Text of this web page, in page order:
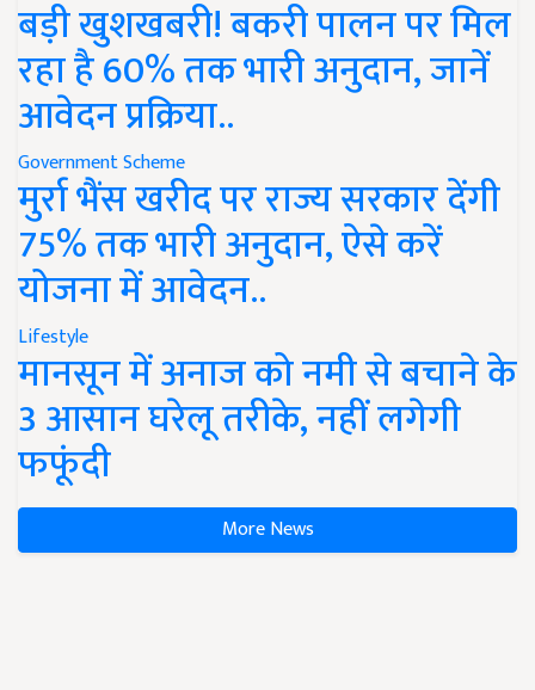
बड़ी खुशखबरी! बकरी पालन पर मिल
रहा है 60% तक भारी अनुदान, जानें
आवेदन प्रक्रिया..
Government Scheme
मुर्रा भैंस खरीद पर राज्य सरकार देंगी
75% तक भारी अनुदान, ऐसे करें
योजना में आवेदन..
Lifestyle
मानसून में अनाज को नमी से बचाने के
3 आसान घरेलू तरीके, नहीं लगेगी
फफूंदी
More News